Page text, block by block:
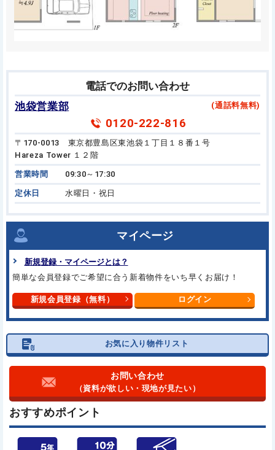
電話でのお問い合わせ
池袋営業部
(通話料無料)
0120-222-816
〒170-0013 東京都豊島区東池袋１丁目１８番１号
Hareza Tower １２階
営業時間 09:30～17:30
定休日 水曜日・祝日
マイページ
新規登録・マイページとは？
簡単な会員登録でご希望に合う 新着物件をいち早くお届け！
新規会員登録（無料） ログイン
お気に入り物件リスト
お問い合わせ
（資料が欲しい・現地が見たい）
おすすめポイント